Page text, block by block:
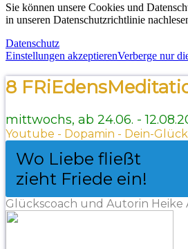
Sie können unsere Cookies und
in unseren Datenschutzrichtlinie
Datenschutz
Einstellungen akzeptierenVerberge nur
8
mittwochs, ab 24.06. -
Youtube - Dopamin - Dein-
Wo Liebe fließt
zieht Friede ein!
Glückscoach und Autorin Heike